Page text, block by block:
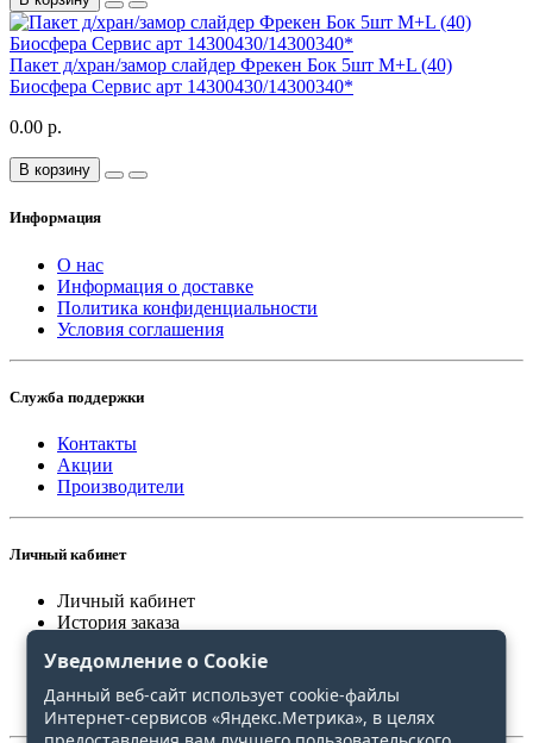
Пакет д/хран/замор слайдер Фрекен Бок 5шт M+L (40)
Биосфера Сервис арт 14300430/14300340*
0.00 р.
В корзину
Информация
О нас
Информация о доставке
Политика конфиденциальности
Условия соглашения
Служба поддержки
Контакты
Акции
Производители
Личный кабинет
Личный кабинет
История заказа
Сравнение
Уведомление о Cookie
Данный веб-сайт использует cookie-файлы
Интернет-сервисов «Яндекс.Метрика», в целях